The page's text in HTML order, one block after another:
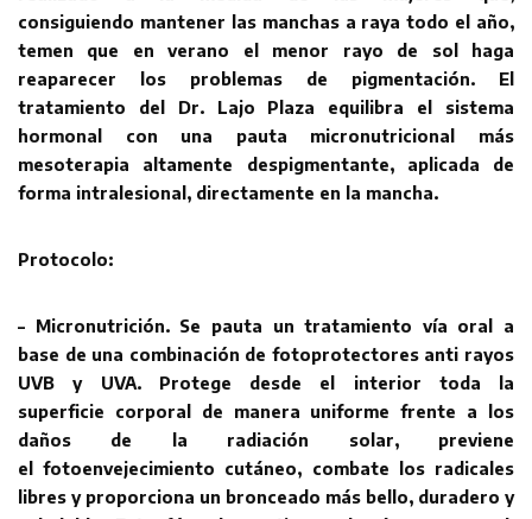
consiguiendo mantener las manchas a raya todo el año,
temen que en verano el menor rayo de sol haga
reaparecer los problemas de pigmentación. El
tratamiento del Dr. Lajo Plaza equilibra el sistema
hormonal con una pauta micronutricional más
mesoterapia altamente despigmentante, aplicada de
forma intralesional, directamente en la mancha.
Protocolo:
– Micronutrición. Se pauta un tratamiento vía oral a
base de una combinación de fotoprotectores anti rayos
UVB y UVA. Protege desde el interior toda la
superficie corporal de manera uniforme frente a los
daños de la radiación solar, previene
elfotoenvejecimiento cutáneo, combate los radicales
libres y proporciona un bronceado más bello, duradero y